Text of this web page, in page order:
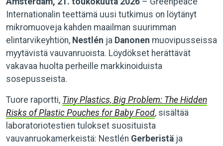
Internationalin teettämä uusi tutkimus on löytänyt
mikromuoveja kahden maailman suurimman
elintarvikeyhtiön, Nestlén ja Danonen muovipusseissa
myytävistä vauvanruoista. Löydökset herättävät
vakavaa huolta perheille markkinoiduista
sosepusseista.
Tuore raportti, Tiny Plastics, Big Problem: The Hidden
Risks of Plastic Pouches for Baby Food, sisältää
laboratoriotestien tulokset suosituista
vauvanruokamerkeistä: Nestlén Gerberistä ja